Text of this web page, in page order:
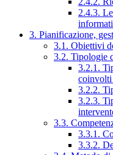
2.4.3.
3. Pianificazione,
3.1. Obiettivi
3.2. Tipologie
3.2.1.
coinvolti
3.2.2.
3.2.3.
3.3.
3.3.1.
3.3.2.